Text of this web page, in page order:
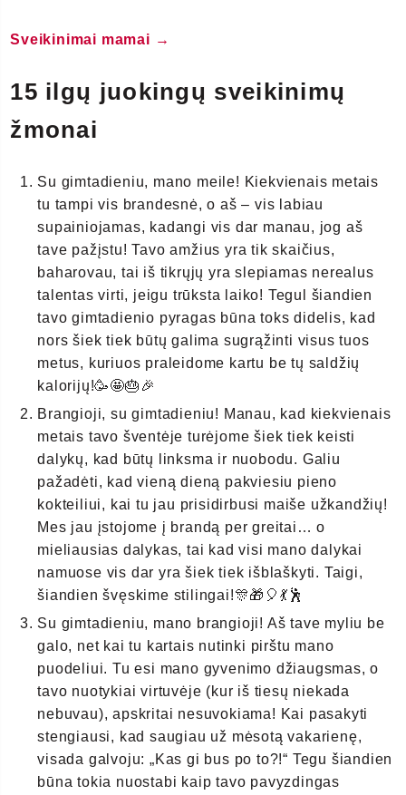
Sveikinimai mamai →
15 ilgų juokingų sveikinimų
žmonai
Su gimtadieniu, mano meile! Kiekvienais metais
tu tampi vis brandesnė, o aš – vis labiau
supainiojamas, kadangi vis dar manau, jog aš
tave pažįstu! Tavo amžius yra tik skaičius,
baharovau, tai iš tikrųjų yra slepiamas nerealus
talentas virti, jeigu trūksta laiko! Tegul šiandien
tavo gimtadienio pyragas būna toks didelis, kad
nors šiek tiek būtų galima sugrąžinti visus tuos
metus, kuriuos praleidome kartu be tų saldžių
kalorijų!🥳🤩🎂🎉
Brangioji, su gimtadieniu! Manau, kad kiekvienais
metais tavo šventėje turėjome šiek tiek keisti
dalykų, kad būtų linksma ir nuobodu. Galiu
pažadėti, kad vieną dieną pakviesiu pieno
kokteiliui, kai tu jau prisidirbusi maiše užkandžių!
Mes jau įstojome į brandą per greitai… o
mieliausias dalykas, tai kad visi mano dalykai
namuose vis dar yra šiek tiek išblaškyti. Taigi,
šiandien švęskime stilingai!🎊🎁🎈💃🕺
Su gimtadieniu, mano brangioji! Aš tave myliu be
galo, net kai tu kartais nutinki pirštu mano
puodeliui. Tu esi mano gyvenimo džiaugsmas, o
tavo nuotykiai virtuvėje (kur iš tiesų niekada
nebuvau), apskritai nesuvokiama! Kai pasakyti
stengiausi, kad saugiau už mėsotą vakarienę,
visada galvoju: „Kas gi bus po to?!“ Tegu šiandien
būna tokia nuostabi kaip tavo pavyzdingas